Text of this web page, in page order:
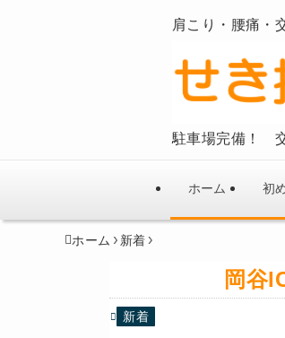
肩こり・腰痛・
駐車場完備！
ホーム 初
ホーム 新着
岡谷
新着